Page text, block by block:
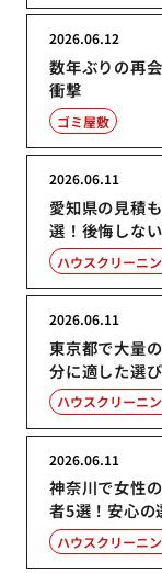
数年ぶりの再
衝撃
2026.06.12
ゴミ屋敷
愛知県の見積
選！後悔しな
2026.06.11
ハウスクリーニ
東京都で大量
分に適した選
2026.06.11
ハウスクリーニ
神奈川で女性
者5選！安心の
2026.06.11
ハウスクリーニ